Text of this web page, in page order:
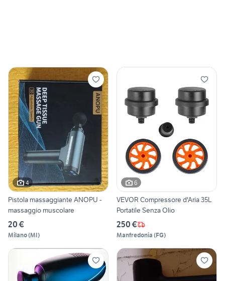
4
Pistola massaggiante ANOPU -
massaggio muscolare
20 €
Milano(MI)
6
VEVOR Compressore d'Aria 35L
Portatile Senza Olio
250 €
Manfredonia (FG)